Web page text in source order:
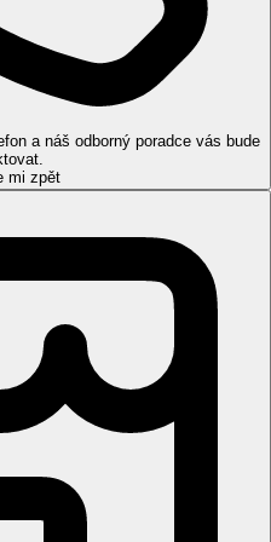
terasa.
uvedeno jinak, mají
Palanda:
prostornější,
s obývací částí, palanda
a slunečníky zdarma, osušky
snídaně (10.00-11.00),
(18.30-21.00) a půlnoční
bufetu
gözleme placky (14:00-
lehké občerstvení (12.30-
množství nealkoholických a
nápojů (vše místní výroby,
a náš odborný poradce vás bude
mi zpět